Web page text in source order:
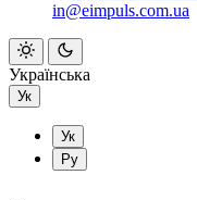
in@eimpuls.com.ua
Українська
Ук
Ук
Ру